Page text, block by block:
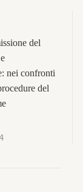
del
nei confronti
del